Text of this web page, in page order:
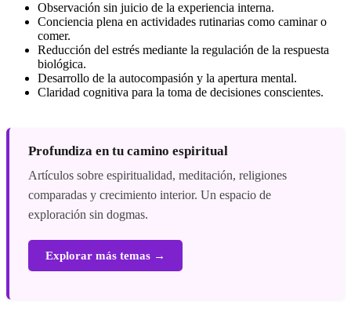
Observación sin juicio de la experiencia interna.
Conciencia plena en actividades rutinarias como caminar o
comer.
Reducción del estrés mediante la regulación de la respuesta
biológica.
Desarrollo de la autocompasión y la apertura mental.
Claridad cognitiva para la toma de decisiones conscientes.
Profundiza en tu camino espiritual
Artículos sobre espiritualidad, meditación, religiones
comparadas y crecimiento interior. Un espacio de
exploración sin dogmas.
Explorar más temas →